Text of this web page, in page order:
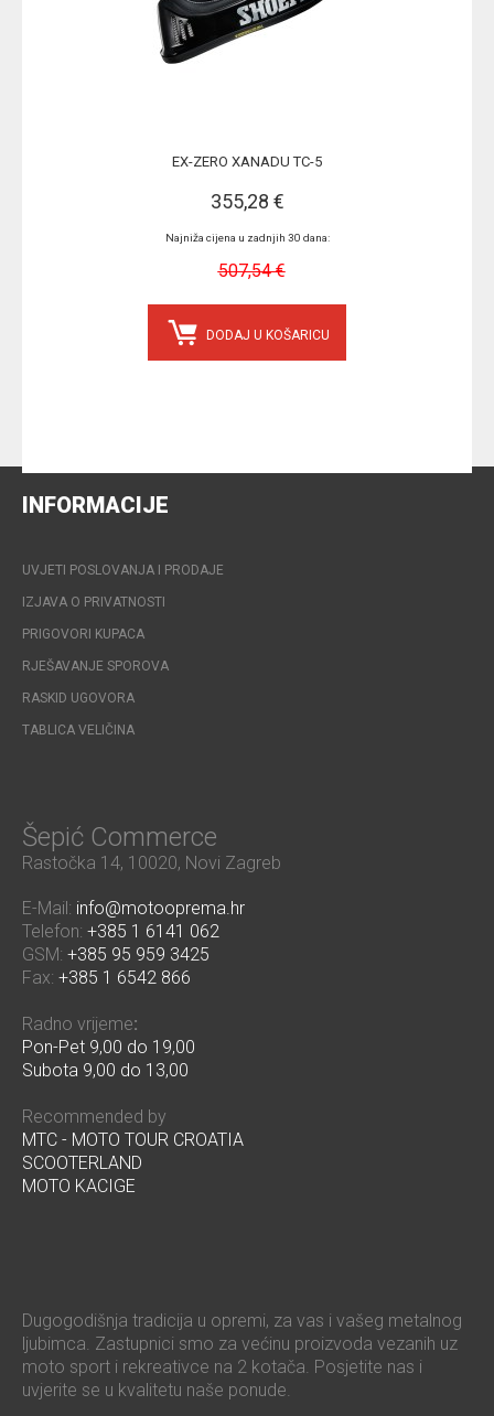
EX-ZERO XANADU TC-5
355,28 €
Najniža cijena u zadnjih 30 dana:
507,54 €
DODAJ U KOŠARICU
INFORMACIJE
UVJETI POSLOVANJA I PRODAJE
IZJAVA O PRIVATNOSTI
PRIGOVORI KUPACA
RJEŠAVANJE SPOROVA
RASKID UGOVORA
TABLICA VELIČINA
Šepić Commerce
Rastočka 14, 10020, Novi Zagreb
E-Mail: info@motooprema.hr
Telefon: +385 1 6141 062
GSM: +385 95 959 3425
Fax: +385 1 6542 866
Radno vrijeme:
Pon-Pet 9,00 do 19,00
Subota 9,00 do 13,00
Recommended by
MTC - MOTO TOUR CROATIA
SCOOTERLAND
MOTO KACIGE
Dugogodišnja tradicija u opremi, za vas i vašeg metalnog
ljubimca. Zastupnici smo za većinu proizvoda vezanih uz
moto sport i rekreativce na 2 kotača. Posjetite nas i
uvjerite se u kvalitetu naše ponude.